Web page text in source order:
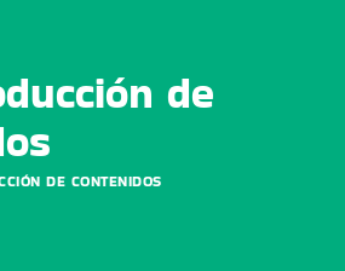
de
DE CONTENIDOS